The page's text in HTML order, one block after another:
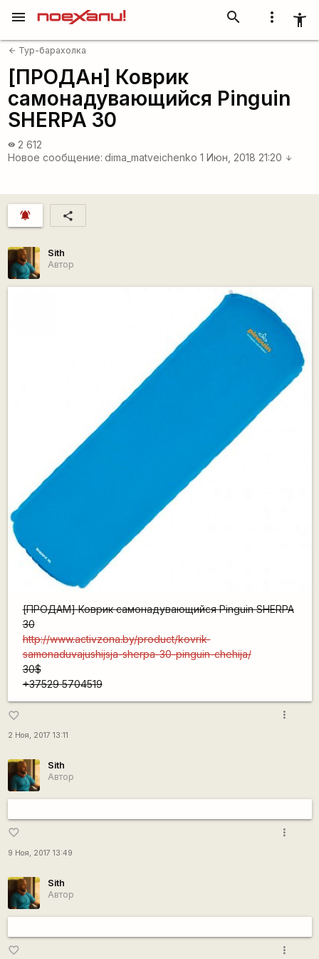
more_vert accessibility_new
search
menu
arrow_back Тур-барахолка
[ПРОДАн] Коврик
самонадувающийся Pinguin
SHERPA 30
visibility 2 612
Новое сообщение: dima_matveichenko 1 Июн, 2018 21:20 arrow_downward
notifications_active share
Sith
Автор
[ПРОДАМ] Коврик самонадувающийся Pinguin SHERPA
30
http://www.activzona.by/product/kovrik-
samonaduvajushijsja-sherpa-30-pinguin-chehija/
30$
+37529 5704519
favorite_border
2 Ноя, 2017 13:11
more_vert
Sith
Автор
favorite_border
9 Ноя, 2017 13:49
more_vert
Sith
Автор
favorite_border more_vert